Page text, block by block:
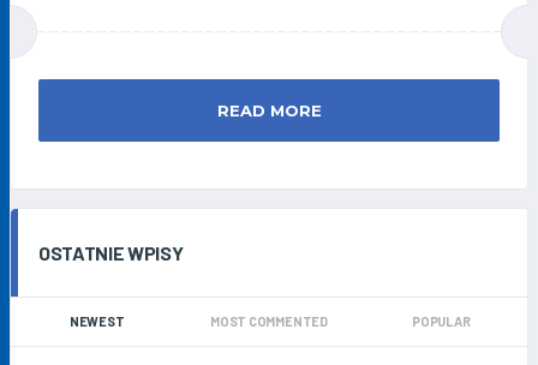
READ MORE
OSTATNIE WPISY
NEWEST MOST COMMENTED POPULAR